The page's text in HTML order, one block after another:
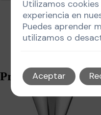
Productos
Utilizamos
experiencia en
Puedes aprender
utilizamos o
Aceptar